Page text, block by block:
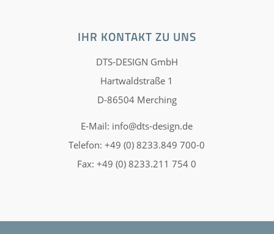
IHR KONTAKT ZU UNS
DTS-DESIGN GmbH
Hartwaldstraße 1
D-86504 Merching
E-Mail: info@dts-design.de
Telefon: +49 (0) 8233.849 700-0
Fax: +49 (0) 8233.211 754 0